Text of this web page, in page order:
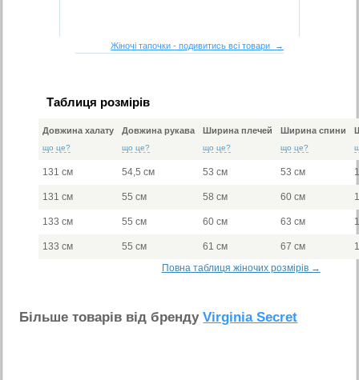
Жіночі тапочки - подивитись всі товари →
Таблиця розмірів
Довжина халату
що це?
Довжина рукава
що це?
Ширина плечей
що це?
Ширина спини
що це?
131 см 54,5 см 53 см 53 см
131 см 55 см 58 см 60 см
133 см 55 см 60 см 63 см
133 см 55 см 61 см 67 см
Повна таблиця жіночих розмірів →
Бiльше товарiв вiд брендуVirginia Secret